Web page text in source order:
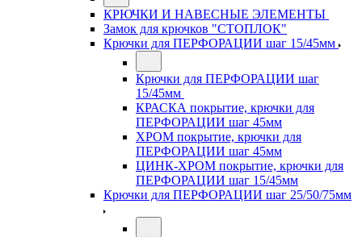
КРЮЧКИ И НАВЕСНЫЕ ЭЛЕМЕНТЫ
Замок для крючков "СТОПЛОК"
Крючки для ПЕРФОРАЦИИ шаг 15/45мм
Крючки для ПЕРФОРАЦИИ шаг
15/45мм
КРАСКА покрытие, крючки для
ПЕРФОРАЦИИ шаг 45мм
ХРОМ покрытие, крючки для
ПЕРФОРАЦИИ шаг 45мм
ЦИНК-ХРОМ покрытие, крючки для
ПЕРФОРАЦИИ шаг 15/45мм
Крючки для ПЕРФОРАЦИИ шаг 25/50/75мм